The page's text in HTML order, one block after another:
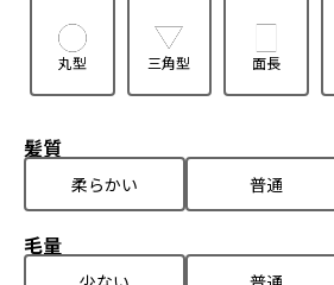
丸型 三角型 面長
髪質
柔らかい 普通
毛量